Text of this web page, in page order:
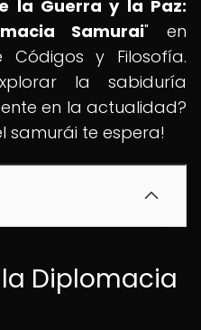
la Guerra y la Paz:
Samurai" en
y Filosofía.
la sabiduría
en la actualidad?
samurái te espera!
Diplomacia